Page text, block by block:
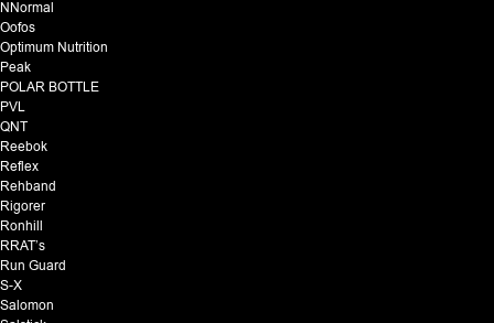
NNormal
Oofos
Optimum Nutrition
Peak
POLAR BOTTLE
PVL
QNT
Reebok
Reflex
Rehband
Rigorer
Ronhill
RRAT’s
Run Guard
S-X
Salomon